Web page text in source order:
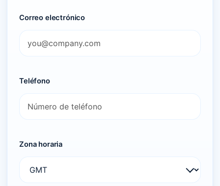
Correo electrónico
Teléfono
Zona horaria